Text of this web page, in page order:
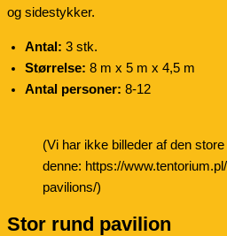
og sidestykker.
Antal: 3 stk.
Størrelse: 8 m x 5 m x 4,5 m
Antal personer: 8-12
(Vi har ikke billeder af den
denne: https://
pavilions/)
Stor rund pavilion